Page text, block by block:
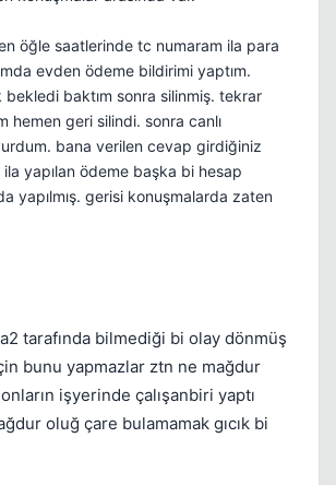
öğle saatlerinde tc numaram ila para
evden ödeme bildirimi yaptım.
baktım sonra silinmiş. tekrar
hemen geri silindi. sonra canlı
bana verilen cevap girdiğiniz
yapılan ödeme başka bi hesap
yapılmış. gerisi konuşmalarda zaten
tarafında bilmediği bi olay dönmüş
bunu yapmazlar ztn ne mağdur
işyerinde çalışanbiri yaptı
oluğ çare bulamamak gıcık bi